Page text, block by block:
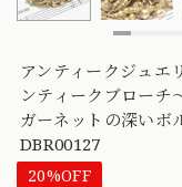
アンティークジュ
ンティークブローチ
ガーネットの深い
DBR00127
20%OFF